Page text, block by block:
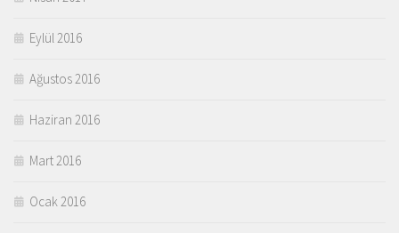
Eylül 2016
Ağustos 2016
Haziran 2016
Mart 2016
Ocak 2016